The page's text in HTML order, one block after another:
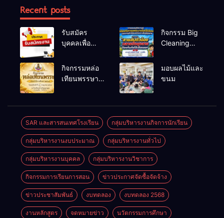
Recent posts
รับสมัคร
บุคคลเพื่อ
เลือกสรรเป็น
พนักงาน
กิจกรรม Big
Cleaning
ป้องกันโรคไข้
กิจกรรมหล่อ
เทียนพรรษา
มอบผลไม้และ
ขนม
SAR และสารสนเทศโรงเรียน กลุ่มบริหารงานกิจการนักเรียน
กลุ่มบริหารงานงบประมาณ กลุ่มบริหารงานทั่วไป
กลุ่มบริหารงานบุคคล กลุ่มบริหารงานวิชาการ
กิจกรรมการเรียนการสอน ข่าวประกาศจัดซื้อจัดจ้าง
ข่าวประชาสัมพันธ์ งบทดลอง งบทดลอง 2568
งานหลักสูตร จดหมายข่าว นวัตกรรมการศึกษา